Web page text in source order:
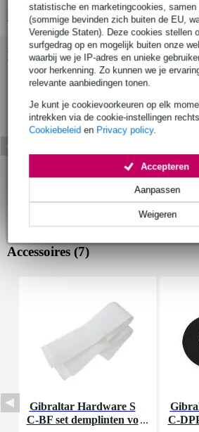
statistische en marketingcookies,
(sommige bevinden zich buiten de EU,
Verenigde Staten). Deze cookies stellen
surfgedrag op en mogelijk buiten onze
waarbij we je IP-adres en unieke
voor herkenning. Zo kunnen we je
relevante aanbiedingen tonen.
Je kunt je cookievoorkeuren op elk
intrekken via de cookie-instellingen
Cookiebeleid en Privacy policy.
Weigeren
Aanpassen
Accepteren
Bekijk alle productspecificaties
Bekijk ook eens (4)
Accessoires (7)
Gibraltar Hardware S
C-BF set demplinten vo
C-